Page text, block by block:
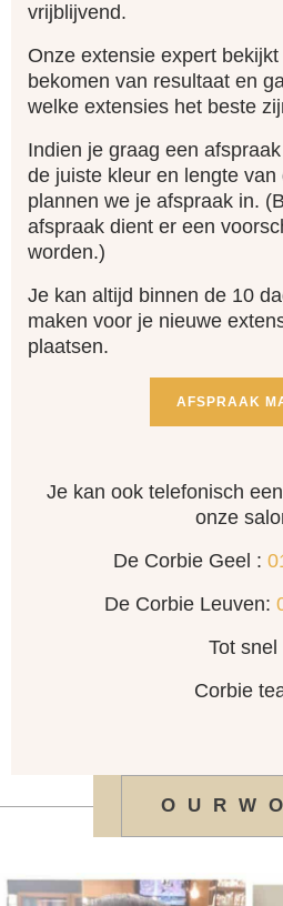
vrijblijvend.
Onze extensie expert bekijkt
bekomen van resultaat en
welke extensies het beste
Indien je graag een
de juiste kleur en lengte van
plannen we je afspraak in.
afspraak dient er een
worden.)
Je kan altijd binnen de 10
maken voor je nieuwe
plaatsen.
AFSPRAAK
Je kan ook telefonisch
onze
De Corbie Geel :
De Corbie Leuven:
Tot snel
Corbie
O U R W